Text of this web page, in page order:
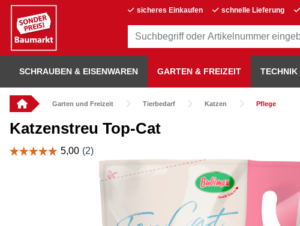
sicheres Einkaufen schnelle Lieferung
SCHRAUBEN & EISENWAREN GARTEN & FREIZEIT TECHNIK
Garten und Freizeit Tierbedarf Katzen Pflege
Katzenstreu Top-Cat